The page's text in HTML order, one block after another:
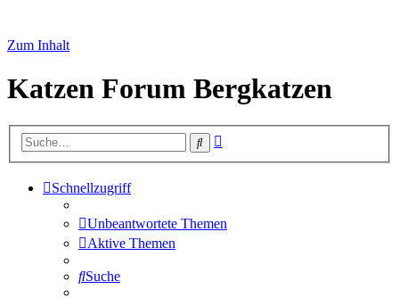
Zum Inhalt
Katzen Forum Bergkatzen
Suche
Schnellzugriff
Unbeantwortete Themen
Aktive Themen
Suche